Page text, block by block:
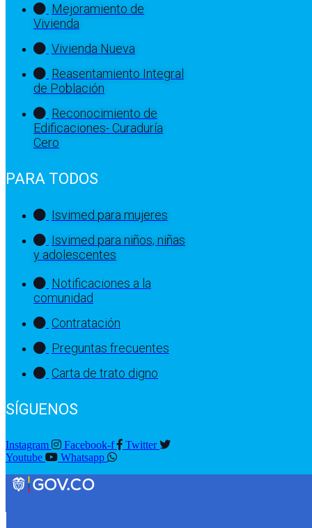
Mejoramiento de
Vivienda
Vivienda Nueva
Reasentamiento Integral
de Población
Reconocimiento de
Edificaciones- Curaduría
Cero
PARA TODOS
Isvimed para mujeres
Isvimed para niños, niñas
y adolescentes
Notificaciones a la
comunidad
Contratación
Preguntas frecuentes
Carta de trato digno
SÍGUENOS
Instagram Facebook-f
Twitter
Youtube
Whatsapp